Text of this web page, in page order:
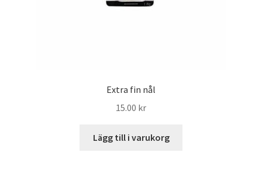
Extra fin nål
15.00 kr
Lägg till i varukorg